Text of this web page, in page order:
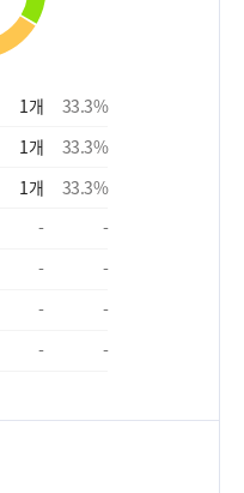
1개 33.3%
1개 33.3%
1개 33.3%
-
-
-
-
-
-
- -